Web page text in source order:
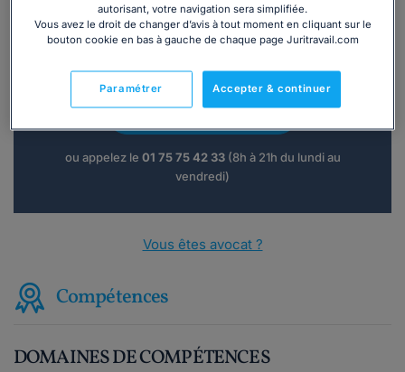
Vous souhaitez une consultation par
téléphone ?
Consulter immédiatement
ou appelez le 01 75 75 42 33(8h à 21h du lundi au
vendredi)
Vous êtes avocat ?
Compétences
DOMAINES DE COMPÉTENCES
autorisant, votre navigation sera simplifiée.
Vous avez le droit de changer d’avis à tout moment en cliquant sur le
bouton cookie en bas à gauche de chaque page Juritravail.com
Accepter & continuer
Paramétrer